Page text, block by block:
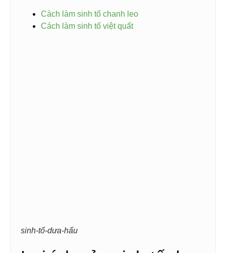
Cách làm sinh tố chanh leo
Cách làm sinh tố việt quất
sinh-tố-dưa-hấu